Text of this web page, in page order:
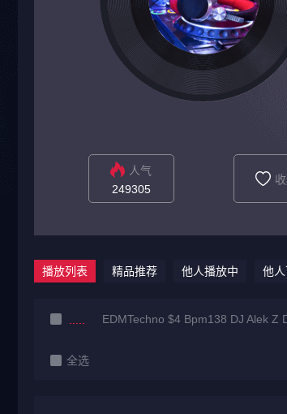
人气
249305
播放列表 精品推荐 他人播放中 他
EDMTechno $4 Bpm138 DJ Alek Z
全选